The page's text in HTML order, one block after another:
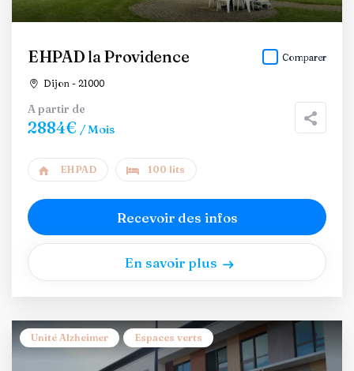
EHPAD la Providence
Dijon - 21000
Comparer
A partir de
2884€ / Mois
EHPAD 100 lits
Recevoir des infos
En savoir plus
Unité Alzheimer Espaces verts